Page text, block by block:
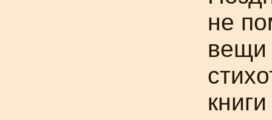
не
вещи